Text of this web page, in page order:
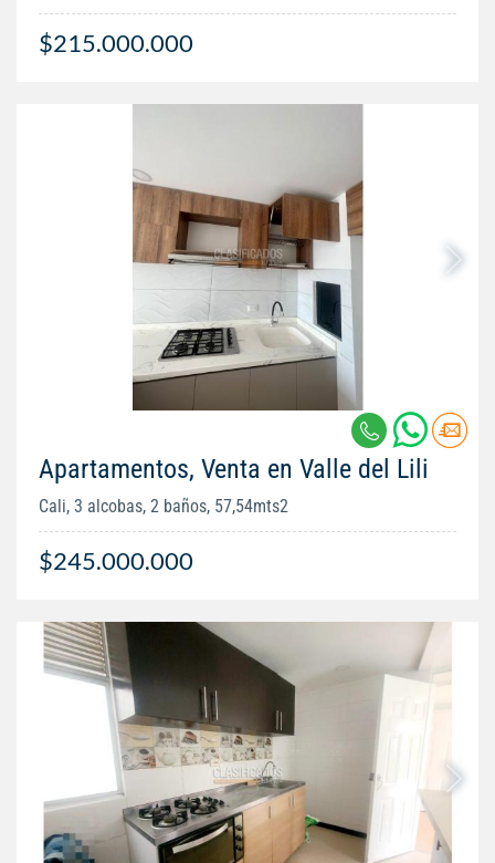
$215.000.000
Apartamentos, Venta en Valle del Lili
Cali, 3 alcobas, 2 baños, 57,54mts2
$245.000.000